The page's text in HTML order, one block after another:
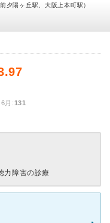
夕陽ヶ丘駅、大阪上本町駅）
:131
力障害の診療